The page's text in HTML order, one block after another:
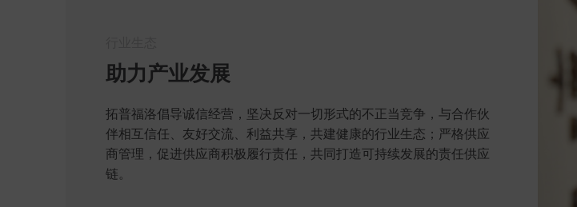
助力产业发展
拓普福洛倡导诚信经营，坚决反对一切形式的不正当竞争，与合作伙
伴相互信任、友好交流、利益共享，共建健康的行业生态；严格供应
商管理，促进供应商积极履行责任，共同打造可持续发展的责任供应
链。